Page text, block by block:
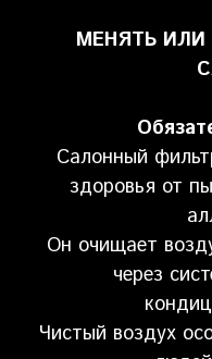
МЕНЯТЬ ИЛИ
Салонный
здоровья от
Он очищает
через
Чистый воздух